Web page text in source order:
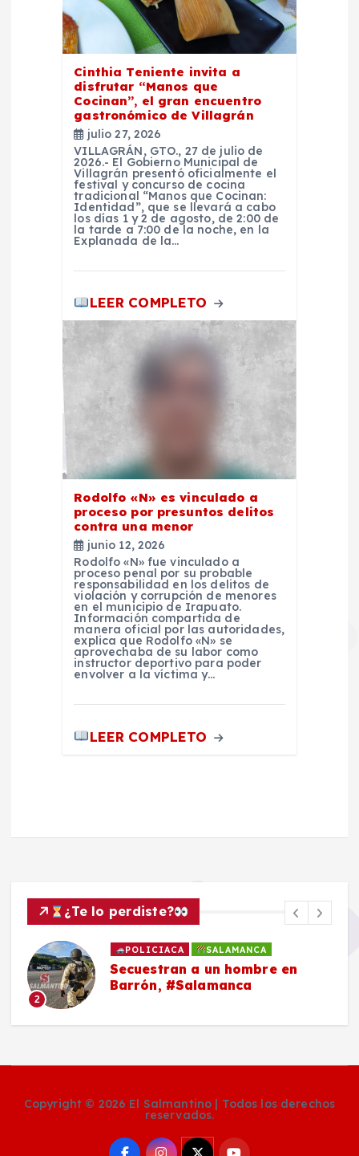
Cinthia Teniente invita a
disfrutar “Manos que
Cocinan”, el gran encuentro
gastronómico de Villagrán
julio 27, 2026
VILLAGRÁN, GTO., 27 de julio de
2026.- El Gobierno Municipal de
Villagrán presentó oficialmente el
festival y concurso de cocina
tradicional “Manos que Cocinan:
Identidad”, que se llevará a cabo
los días 1 y 2 de agosto, de 2:00 de
la tarde a 7:00 de la noche, en la
Explanada de la…
LEER COMPLETO
Rodolfo «N» es vinculado a
proceso por presuntos delitos
contra una menor
junio 12, 2026
Rodolfo «N» fue vinculado a
proceso penal por su probable
responsabilidad en los delitos de
violación y corrupción de menores
en el municipio de Irapuato.
Información compartida de
manera oficial por las autoridades,
explica que Rodolfo «N» se
aprovechaba de su labor como
instructor deportivo para poder
envolver a la víctima y…
LEER COMPLETO
¿Te lo perdiste?
2
POLICIACA SALAMANCA
Secuestran a un hombre en
Barrón, #Salamanca
Copyright © 2026 El Salmantino | Todos los derechos
reservados.